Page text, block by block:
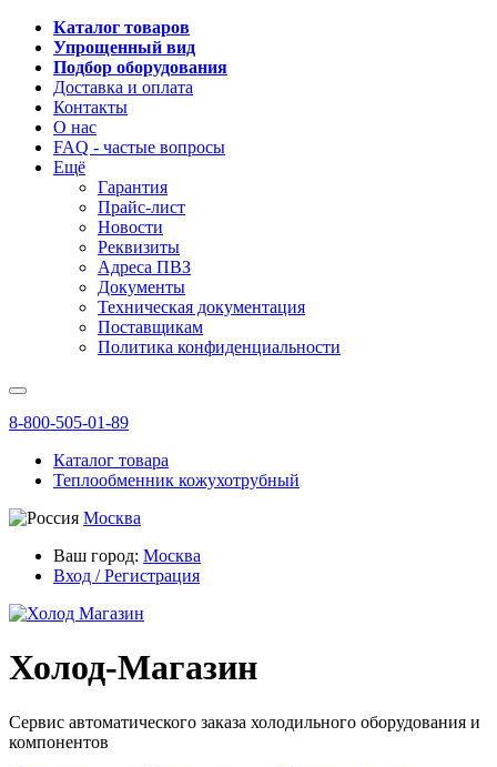
Каталог товаров
Упрощенный вид
Подбор оборудования
Доставка и оплата
Контакты
О нас
FAQ - частые вопросы
Ещё
Гарантия
Прайс-лист
Новости
Реквизиты
Адреса ПВЗ
Документы
Техническая документация
Поставщикам
Политика конфиденциальности
8-800-505-01-89
Каталог товара
Теплообменник кожухотрубный
Москва
Ваш город: Москва
Вход / Регистрация
Холод-Магазин
Сервис автоматического заказа холодильного оборудования и
компонентов